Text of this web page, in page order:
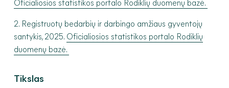
Oficialiosios statistikos portalo Rodiklių duomenų bazė.
2. Registruotų bedarbių ir darbingo amžiaus gyventojų
santykis, 2025. Oficialiosios statistikos portalo Rodiklių
duomenų bazė.
Tikslas